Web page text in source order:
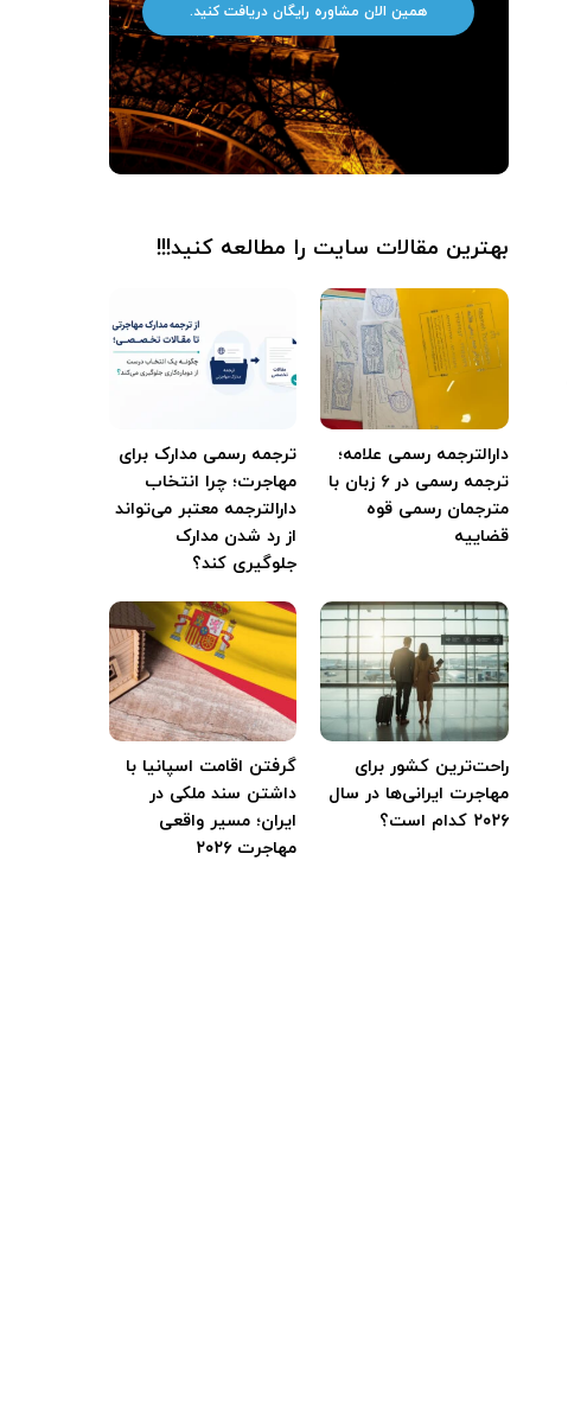
همین الان مشاوره رایگان دریافت کنید.
بهترین مقالات سایت را مطالعه کنید!!!
دارالترجمه رسمی علامه؛
ترجمه رسمی در ۶ زبان با
مترجمان رسمی قوه
قضاییه
ترجمه رسمی مدارک برای
مهاجرت؛ چرا انتخاب
دارالترجمه معتبر می‌تواند
از رد شدن مدارک
جلوگیری کند؟
راحت‌ترین کشور برای
مهاجرت ایرانی‌ها در سال
۲۰۲۶ کدام است؟
گرفتن اقامت اسپانیا با
داشتن سند ملکی در
ایران؛ مسیر واقعی
مهاجرت ۲۰۲۶